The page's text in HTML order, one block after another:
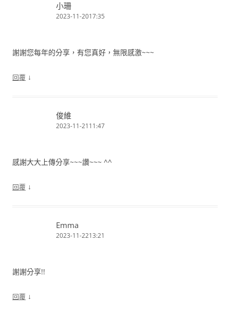
小珊
2023-11-2017:35
謝謝您每年的分享，有您真好，無限感激~~~
回覆 ↓
俊維
2023-11-2111:47
感謝大大上傳分享~~~讚~~~ ^^
回覆 ↓
Emma
2023-11-2213:21
謝謝分享!!
回覆 ↓